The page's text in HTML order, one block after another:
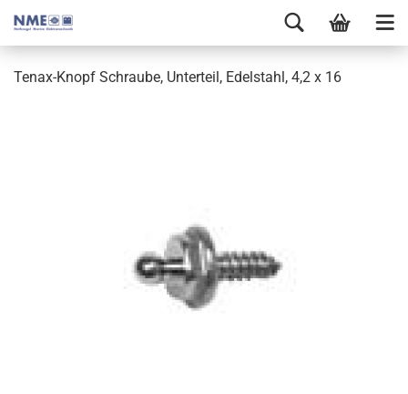
Tenax-Knopf Schraube, Unterteil, Edelstahl, 4,2 x 16